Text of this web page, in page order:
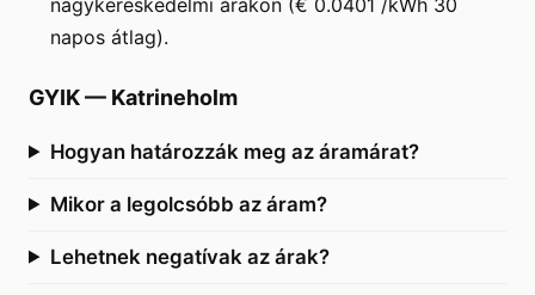
napos átlag).
GYIK— Katrineholm
Hogyan határozzák meg az áramárat?
Mikor a legolcsóbb az áram?
Lehetnek negatívak az árak?